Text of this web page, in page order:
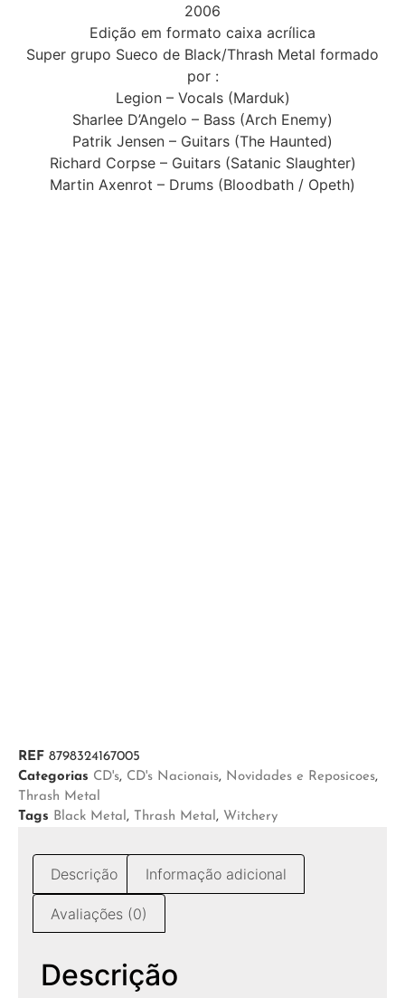
2006
Edição em formato caixa acrílica
Super grupo Sueco de Black/Thrash Metal formado
por :
Legion – Vocals (Marduk)
Sharlee D’Angelo – Bass (Arch Enemy)
Patrik Jensen – Guitars (The Haunted)
Richard Corpse – Guitars (Satanic Slaughter)
Martin Axenrot – Drums (Bloodbath / Opeth)
REF 8798324167005
Categorias CD's, CD's Nacionais, Novidades e Reposicoes,
Thrash Metal
Tags Black Metal, Thrash Metal, Witchery
Descrição Informação adicional
Avaliações (0)
Descrição